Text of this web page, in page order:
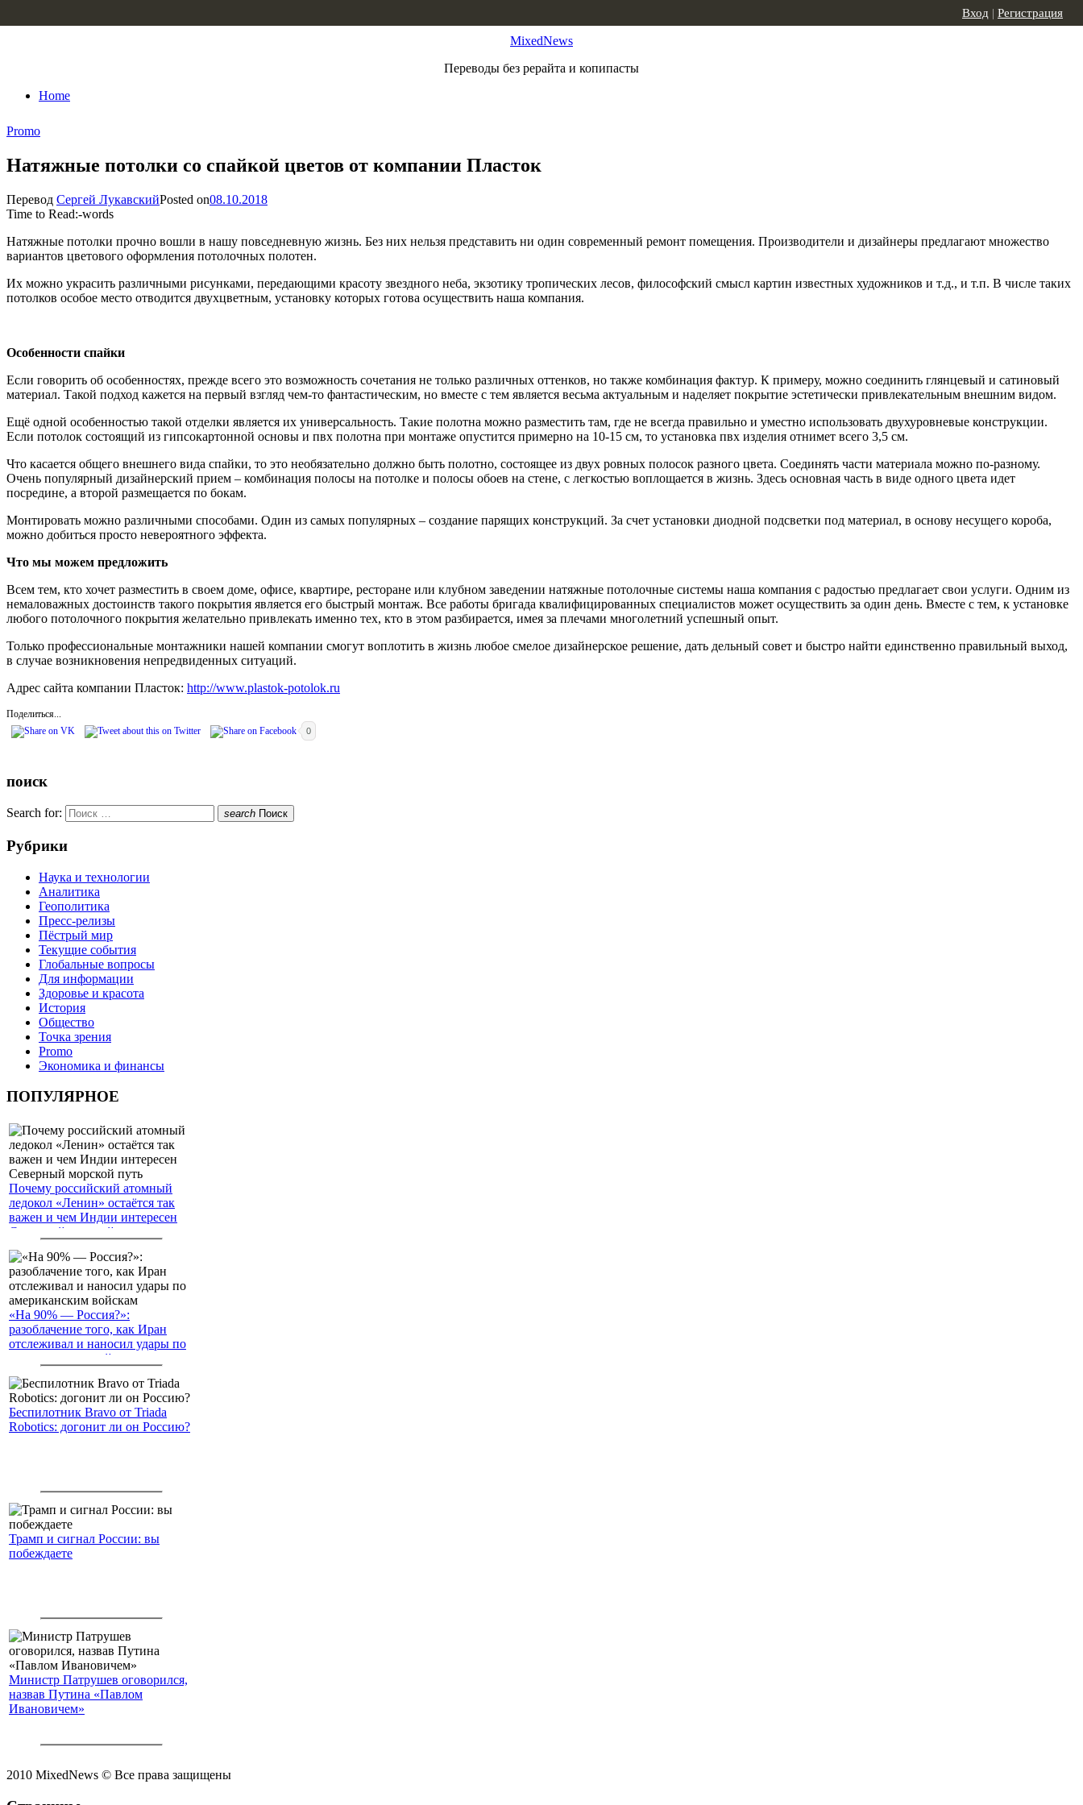
MixedNews
Переводы без рерайта и копипасты
Home
Вход | Регистрация
Promo
Натяжные потолки со спайкой цветов от компании Пласток
Перевод Сергей ЛукавскийPosted on08.10.2018
Time to Read:-words
Натяжные потолки прочно вошли в нашу повседневную жизнь. Без них нельзя представить ни один современный ремонт помещения. Производители и дизайнеры предлагают множество
вариантов цветового оформления потолочных полотен.
Их можно украсить различными рисунками, передающими красоту звездного неба, экзотику тропических лесов, философский смысл картин известных художников и т.д., и т.п. В числе таких
потолков особое место отводится двухцветным, установку которых готова осуществить наша компания.
Особенности спайки
Если говорить об особенностях, прежде всего это возможность сочетания не только различных оттенков, но также комбинация фактур. К примеру, можно соединить глянцевый и сатиновый
материал. Такой подход кажется на первый взгляд чем-то фантастическим, но вместе с тем является весьма актуальным и наделяет покрытие эстетически привлекательным внешним видом.
Ещё одной особенностью такой отделки является их универсальность. Такие полотна можно разместить там, где не всегда правильно и уместно использовать двухуровневые конструкции.
Если потолок состоящий из гипсокартонной основы и пвх полотна при монтаже опустится примерно на 10-15 см, то установка пвх изделия отнимет всего 3,5 см.
Что касается общего внешнего вида спайки, то это необязательно должно быть полотно, состоящее из двух ровных полосок разного цвета. Соединять части материала можно по-разному.
Очень популярный дизайнерский прием – комбинация полосы на потолке и полосы обоев на стене, с легкостью воплощается в жизнь. Здесь основная часть в виде одного цвета идет
посредине, а второй размещается по бокам.
Монтировать можно различными способами. Один из самых популярных – создание парящих конструкций. За счет установки диодной подсветки под материал, в основу несущего короба,
можно добиться просто невероятного эффекта.
Что мы можем предложить
Всем тем, кто хочет разместить в своем доме, офисе, квартире, ресторане или клубном заведении натяжные потолочные системы наша компания с радостью предлагает свои услуги. Одним из
немаловажных достоинств такого покрытия является его быстрый монтаж. Все работы бригада квалифицированных специалистов может осуществить за один день. Вместе с тем, к установке
любого потолочного покрытия желательно привлекать именно тех, кто в этом разбирается, имея за плечами многолетний успешный опыт.
Только профессиональные монтажники нашей компании смогут воплотить в жизнь любое смелое дизайнерское решение, дать дельный совет и быстро найти единственно правильный выход,
в случае возникновения непредвиденных ситуаций.
Адрес сайта компании Пласток: http://www.plastok-potolok.ru
Поделиться...
0
поиск
Search for: search Поиск
Рубрики
Наука и технологии
Аналитика
Геополитика
Пресс-релизы
Пёстрый мир
Текущие события
Глобальные вопросы
Для информации
Здоровье и красота
История
Общество
Точка зрения
Promo
Экономика и финансы
ПОПУЛЯРНОЕ
Почему российский атомный
ледокол «Ленин» остаётся так
важен и чем Индии интересен
Северный морской путь
«На 90% — Россия?»:
разоблачение того, как Иран
отслеживал и наносил удары по
американским войскам
Беспилотник Bravo от Triada
Robotics: догонит ли он Россию?
Трамп и сигнал России: вы
побеждаете
Министр Патрушев оговорился,
назвав Путина «Павлом
Ивановичем»
2010 MixedNews © Все права защищены